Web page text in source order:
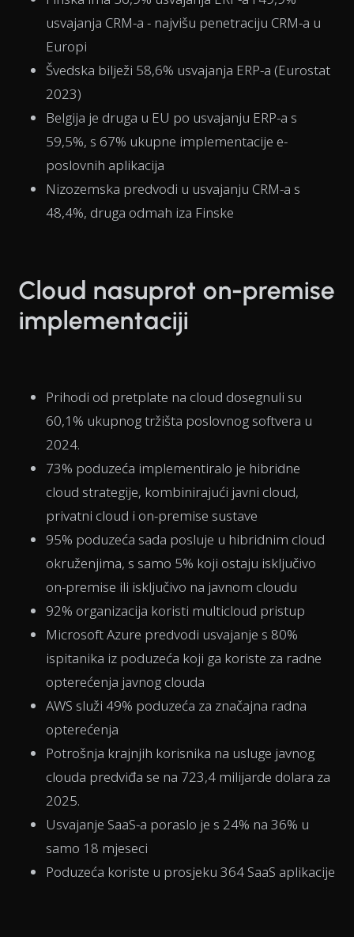
usvajanja CRM-a - najvišu penetraciju CRM-a u
Europi
Švedska bilježi 58,6% usvajanja ERP-a (Eurostat
2023)
Belgija je druga u EU po usvajanju ERP-a s
59,5%, s 67% ukupne implementacije e-
poslovnih aplikacija
Nizozemska predvodi u usvajanju CRM-a s
48,4%, druga odmah iza Finske
Cloud nasuprot on-premise
implementaciji
Prihodi od pretplate na cloud dosegnuli su
60,1% ukupnog tržišta poslovnog softvera u
2024.
73% poduzeća implementiralo je hibridne
cloud strategije, kombinirajući javni cloud,
privatni cloud i on-premise sustave
95% poduzeća sada posluje u hibridnim cloud
okruženjima, s samo 5% koji ostaju isključivo
on-premise ili isključivo na javnom cloudu
92% organizacija koristi multicloud pristup
Microsoft Azure predvodi usvajanje s 80%
ispitanika iz poduzeća koji ga koriste za radne
opterećenja javnog clouda
AWS služi 49% poduzeća za značajna radna
opterećenja
Potrošnja krajnjih korisnika na usluge javnog
clouda predviđa se na 723,4 milijarde dolara za
2025.
Usvajanje SaaS-a poraslo je s 24% na 36% u
samo 18 mjeseci
Poduzeća koriste u prosjeku 364 SaaS aplikacije